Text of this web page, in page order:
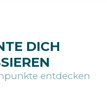
DICH
entdecken